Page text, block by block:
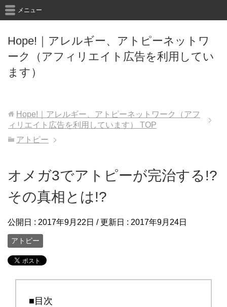
Hope!｜アレルギー、アトピーネットワ
ーク（アフィリエイト広告を利用してい
ます）
メニュー
Hope!｜アレルギー、アトピーネットワーク（アフ
ィリエイト広告を利用しています）
TOP
アトピー
オメガ3でアトピーが完治する!?
その真相とは!?
公開日 : 2017年9月22日 / 更新日 : 2017年9月24日
アトピー
■目次